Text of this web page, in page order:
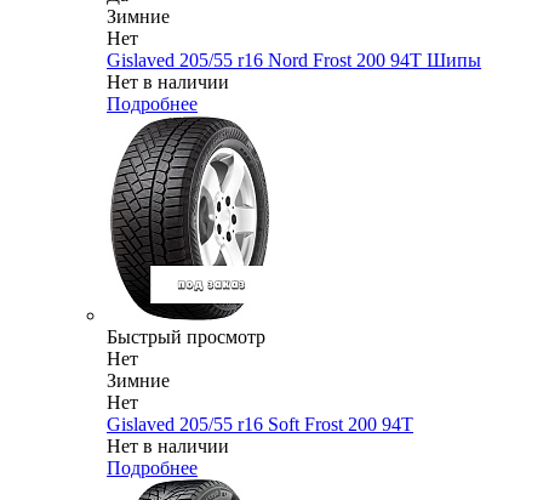
Зимние
Нет
Gislaved 205/55 r16 Nord Frost 200 94T Шипы
Нет в наличии
Подробнее
Быстрый просмотр
Нет
Зимние
Нет
Gislaved 205/55 r16 Soft Frost 200 94T
Нет в наличии
Подробнее